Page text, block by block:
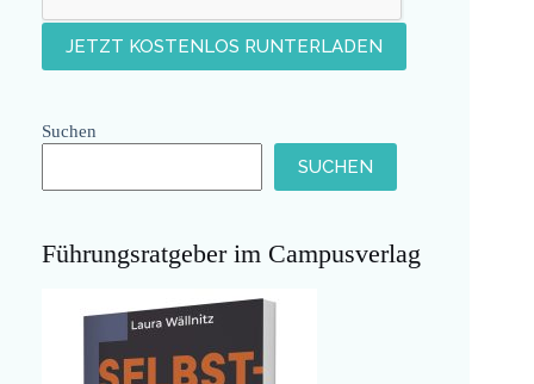
Suchen
SUCHEN
Führungsratgeber im Campusverlag